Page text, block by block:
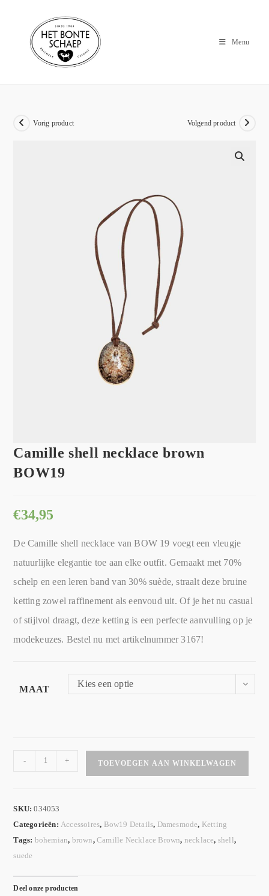
Menu
Vorig product Volgend product
Camille shell necklace brown
BOW19
€34,95
De Camille shell necklace van BOW 19 voegt een vleugje
natuurlijke elegantie toe aan elke outfit. Gemaakt met 70%
schelp en een leren band van 30% suède, straalt deze bruine
ketting zowel raffinement als eenvoud uit. Of je het nu casual
of stijlvol draagt, deze ketting is een perfecte aanvulling op je
modekeuzes. Bestel nu met artikelnummer 3167!
MAAT
Kies een optie
- + TOEVOEGEN AAN WINKELWAGEN
SKU:034053
Categorieën: Accessoires, Bow19 Details, Damesmode, Ketting
Tags: bohemian, brown,Camille Necklace Brown, necklace, shell,
suede
Deel onze producten